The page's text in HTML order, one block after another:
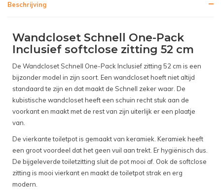
Beschrijving
Wandcloset Schnell One-Pack
Inclusief softclose zitting 52 cm
De Wandcloset Schnell One-Pack Inclusief zitting 52 cm is een
bijzonder model in zijn soort. Een wandcloset hoeft niet altijd
standaard te zijn en dat maakt de Schnell zeker waar. De
kubistische wandcloset heeft een schuin recht stuk aan de
voorkant en maakt met de rest van zijn uiterlijk er een plaatje
van.
De vierkante toiletpot is gemaakt van keramiek. Keramiek heeft
een groot voordeel dat het geen vuil aan trekt. Er hygiënisch dus.
De bijgeleverde toiletzitting sluit de pot mooi af. Ook de softclose
zitting is mooi vierkant en maakt de toiletpot strak en erg
modern.